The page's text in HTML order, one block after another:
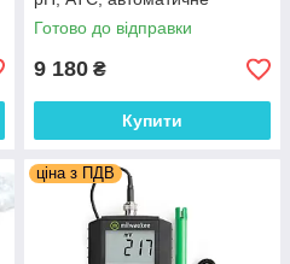
калібрування. Угорщина
Готово до відправки
9 180 ₴
Купити
ціна з ПДВ